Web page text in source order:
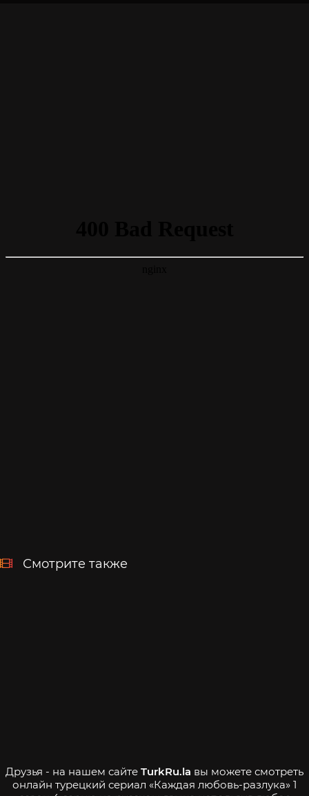
Смотрите также
Друзья - на нашем сайте TurkRu.la вы можете смотреть
онлайн турецкий сериал «Каждая любовь-разлука» 1